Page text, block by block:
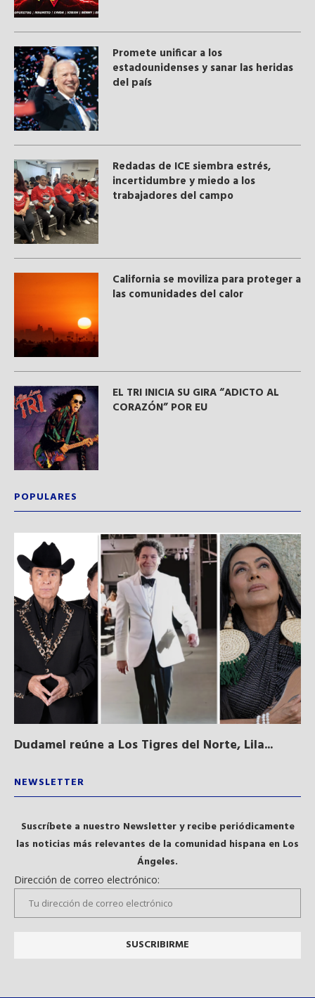
Promete unificar a los
estadounidenses y sanar las heridas
del país
​Redadas de ICE siembra estrés,
incertidumbre y miedo a los
trabajadores del campo
California se moviliza para proteger a
las comunidades del calor
EL TRI INICIA SU GIRA “ADICTO AL
CORAZÓN” POR EU
POPULARES
Dudamel reúne a Los Tigres del Norte, Lila...
NEWSLETTER
Suscríbete a nuestro Newsletter y recibe periódicamente
las noticias más relevantes de la comunidad hispana en Los
Ángeles.
Dirección de correo electrónico: